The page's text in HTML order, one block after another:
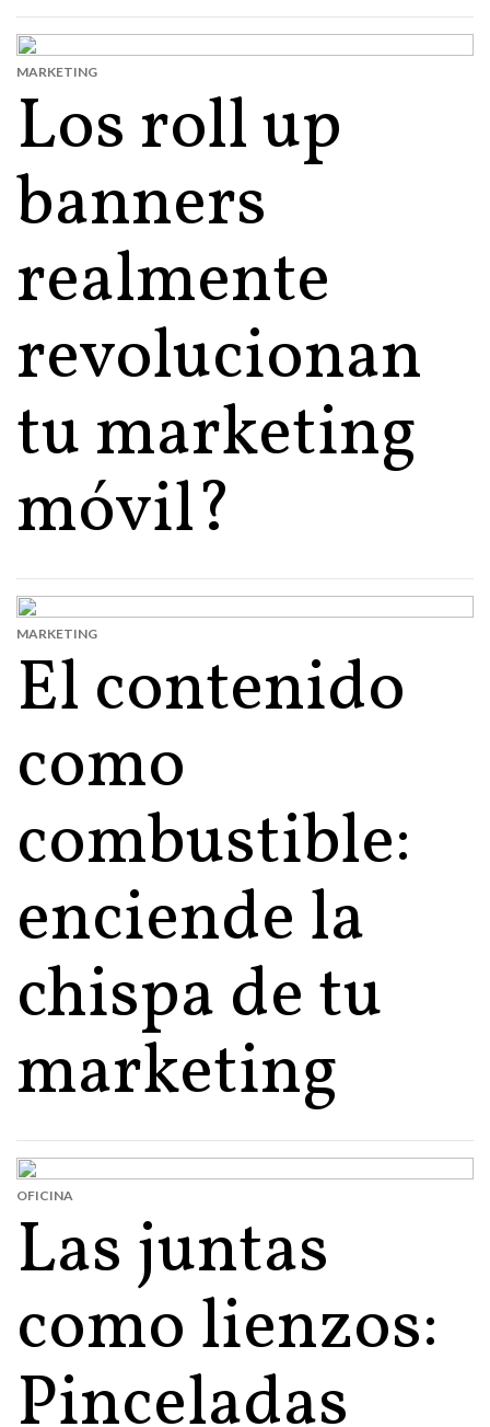
Los roll up
banners
realmente
revolucionan
tu marketing
móvil?
MARKETING
El contenido
como
combustible:
enciende la
chispa de tu
marketing
MARKETING
Las juntas
como lienzos:
Pinceladas
OFICINA